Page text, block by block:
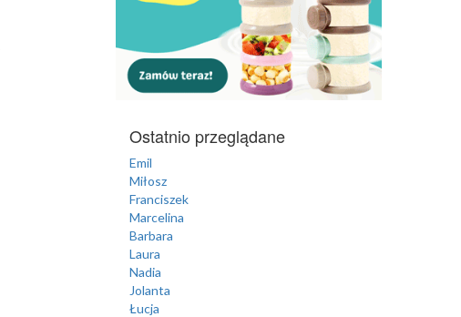
Ostatnio przeglądane
Emil
Miłosz
Franciszek
Marcelina
Barbara
Laura
Nadia
Jolanta
Łucja